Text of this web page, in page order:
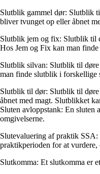
Slutblik gammel dør: Slutblik
bliver tvunget op eller åbnet
Slutblik jem og fix: Slutblik til
Hos Jem og Fix kan man
Slutblik silvan: Slutblik til døre
man finde slutblik i forskellige
Slutblik til dør: Slutblik til døre
åbnet med magt. Slutblikket
Sluten avloppstank: En
omgivelserne.
Slutevaluering af praktik SSA:
praktikperioden for at
Slutkomma: Et slutkomma er